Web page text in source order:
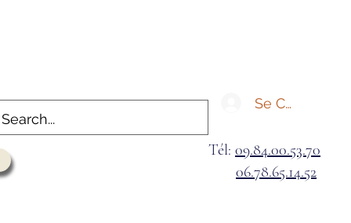
Se Connecter
Tél: 09.84.00.53.70
06.78.65.14.52